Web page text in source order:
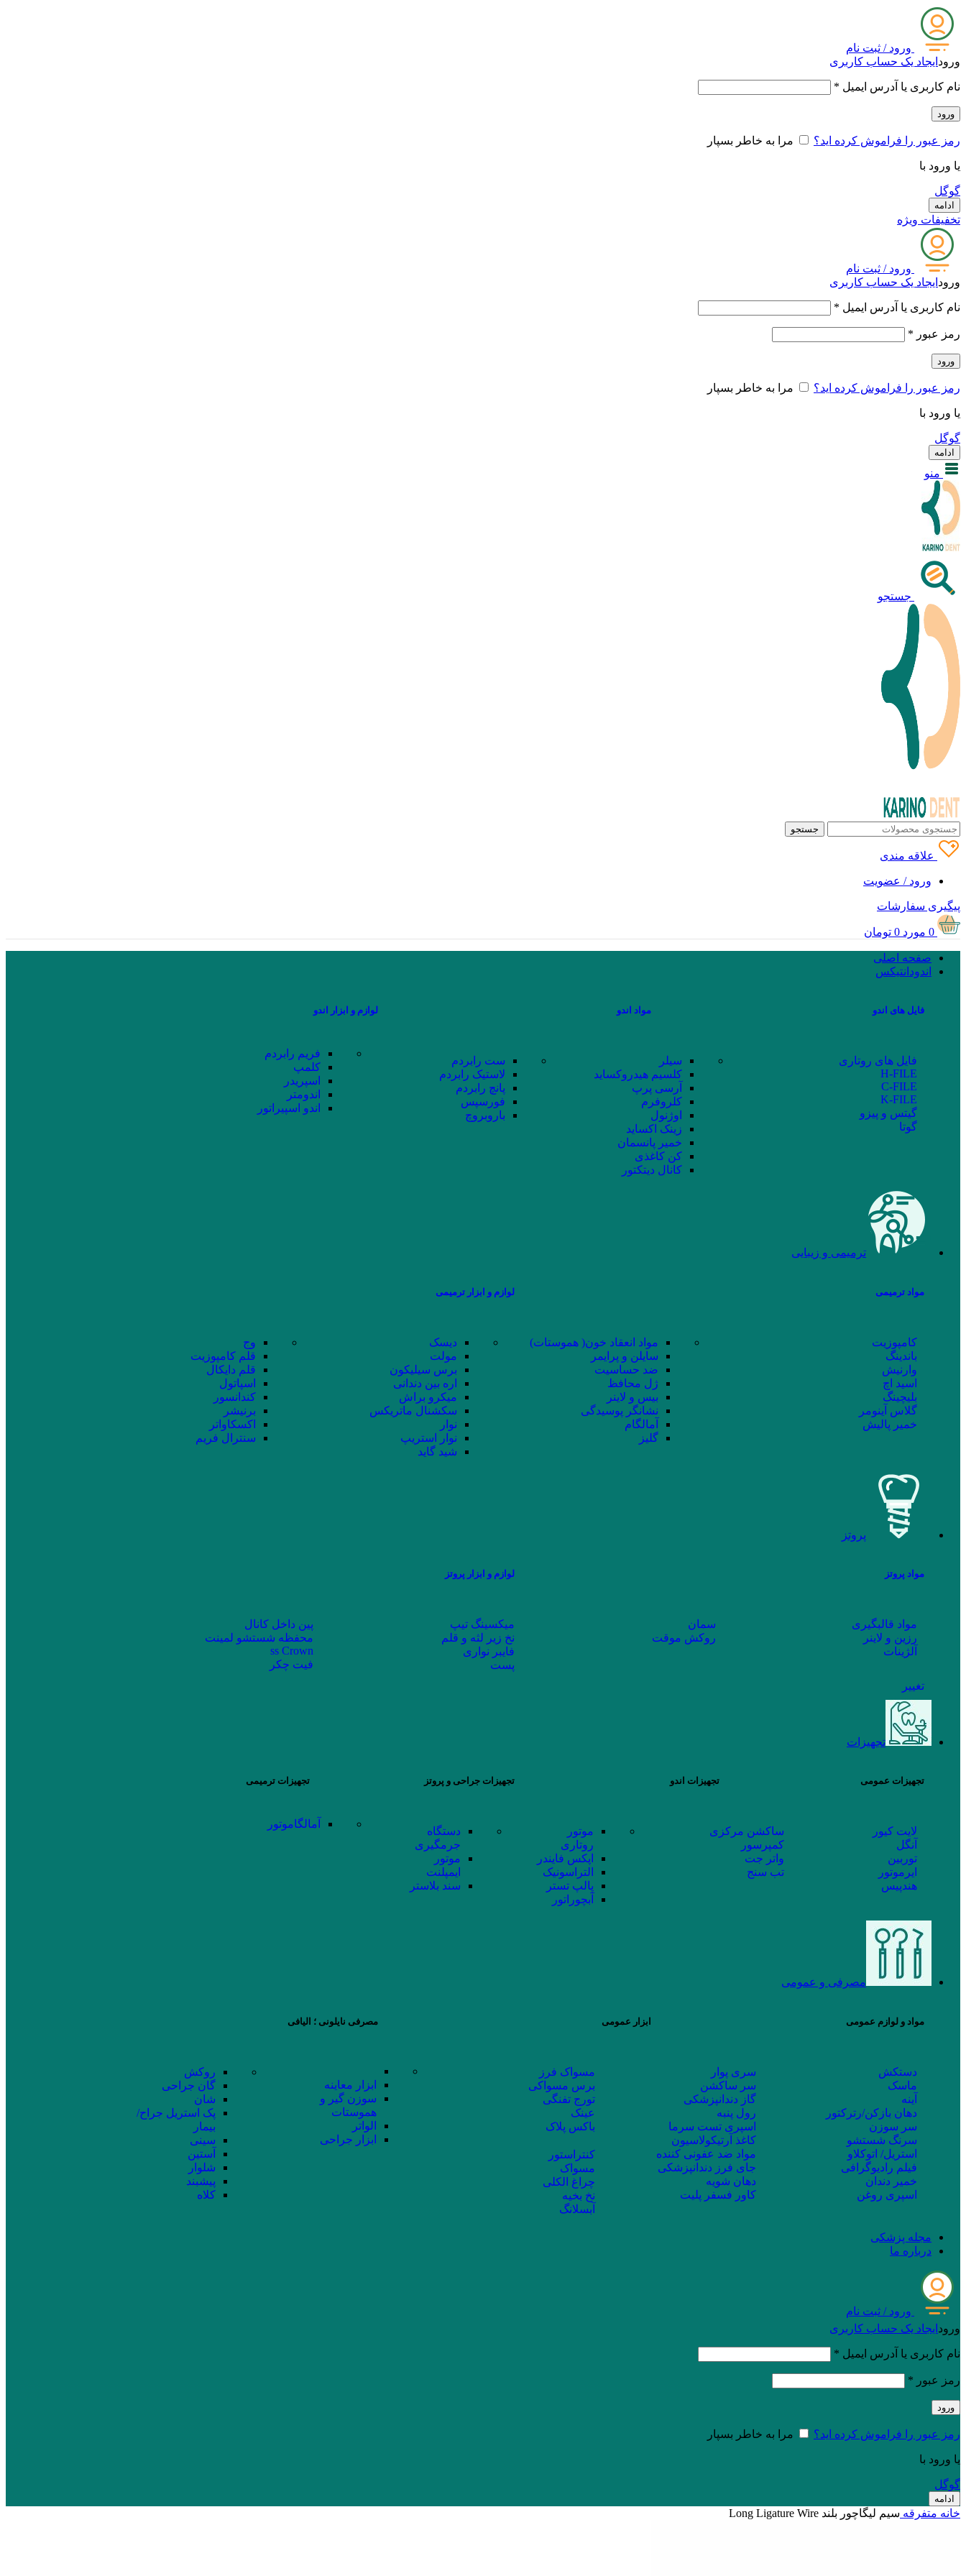
ورود / ثبت نام
ورود ایجاد یک حساب کاربری
نام کاربری یا آدرس ایمیل *
ورود
رمز عبور را فراموش کرده اید؟ مرا به خاطر بسپار
یا ورود با
گوگل
ادامه
تخفیفات ویژه
ورود / ثبت نام
ورود ایجاد یک حساب کاربری
نام کاربری یا آدرس ایمیل *
رمز عبور *
ورود
رمز عبور را فراموش کرده اید؟ مرا به خاطر بسپار
یا ورود با
گوگل
ادامه
منو
جستجو
جستجو
علاقه مندی
ورود / عضویت
پیگیری سفارشات
0 مورد 0 تومان
صفحه اصلی
اندودانتیکس
فایل های اندو مواد اندو لوازم و ابزار اندو
فایل های روتاری
H-FILE
C-FILE
K-FILE
گیتس و پیزو
گوتا
سیلر
کلسیم هیدروکساید
آرسی پرپ
کلروفرم
اوژنول
زینک اکساید
خمیر پانسمان
کن کاغذی
کانال دیتکتور
ست رابردم
لاستیک رابردم
پانچ رابردم
فورسپس
باروبروچ
فریم رابردم
کلمپ
اسپریدر
اندومتر
اندو اسپیراتور
ترمیمی و زیبایی
مواد ترمیمی لوازم و ابزار ترمیمی
کامپوزیت
باندینگ
وارنیش
اسید اچ
بلیچینگ
گلاس آینومر
خمیر پالیش
مواد انعقاد خون( هموستات)
سایلن و پرایمر
ضد حساسیت
ژل محافظ
بیس و لاینر
نشانگر پوسیدگی
آمالگام
گلیز
دیسک
مولت
برس سیلیکون
اره بین دندانی
میکرو براش
سکشنال ماتریکس
نوار
نوار استریپ
شید گاید
وج
قلم کامپوزیت
قلم دایکال
اسپاتول
کندانسور
برنیشر
اکسکاواتر
سنترال فریم
پروتز
مواد پروتز لوازم و ابزار پروتز
مواد قالبگیری
رزین و لاینر
آلژینات
سمان
روکش موقت
میکسینگ تیپ
نخ زیر لثه و قلم
فایبر نواری
پست
پین داخل کانال
محفظه شستشو لمینت
ss Crown
فیت چکر
تغییر
تجهیزات
تجهیزات عمومی تجهیزات اندو تجهیزات جراحی و پروتز تجهیزات ترمیمی
لایت کیور
آنگل
توربین
ایرموتور
هندپیس
ساکشن مرکزی
کمپرسور
واتر جت
تب سنج
موتور
روتاری
اپکس فایندر
التراسونیک
پالپ تستر
آبچوراتور
دستگاه
جرمگیری
موتور
ایمپلنت
سند بلاستر
آمالگاموتور
مصرفی و عمومی
مواد و لوازم عمومی ابزار عمومی مصرفی نایلونی ؛ الیافی
دستکش
ماسک
آینه
دهان بازکن/رترکتور
سر سوزن
سرنگ شستشو
استریل/ اتوکلاو
فیلم رادیوگرافی
خمیر دندان
اسپری روغن
سری پوار
سر ساکشن
گاز دندانپزشکی
رول پنبه
اسپری تست سرما
کاغذ آرتیکولاسیون
مواد ضد عفونی کننده
جای فرز دندانپزشکی
دهان شویه
کاور فسفر پلیت
مسواک فرز
برس مسواکی
تورج تفنگی
عینک
باکس پلاک
کنتراستور
مسواک
چراغ الکلی
نخ بخیه
آبسلانگ
ابزار معاینه
سوزن گیر و
هموستات
الواتر
ابزار جراحی
روکش
گان جراحی
شان
پک استریل جراح/
بیمار
سینی
آستین
شلوار
پیشبند
کلاه
مجله پزشکی
درباره ما
ورود / ثبت نام
ورود ایجاد یک حساب کاربری
نام کاربری یا آدرس ایمیل *
رمز عبور *
ورود
رمز عبور را فراموش کرده اید؟ مرا به خاطر بسپار
یا ورود با
گوگل
ادامه
خانه متفرقه سیم لیگاچور بلند Long Ligature Wire